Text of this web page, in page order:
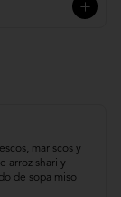
mariscos y
arroz shari y
de sopa miso